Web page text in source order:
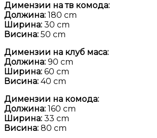
Димензии на тв комода:
Должина: 180 cm
Ширина: 30 cm
Висина: 50 cm
Димензии на клуб маса:
Должина: 90 cm
Ширина: 60 cm
Висина: 40 cm
Димензии на комода:
Должина: 160 cm
Ширина: 33 cm
Висина: 80 cm